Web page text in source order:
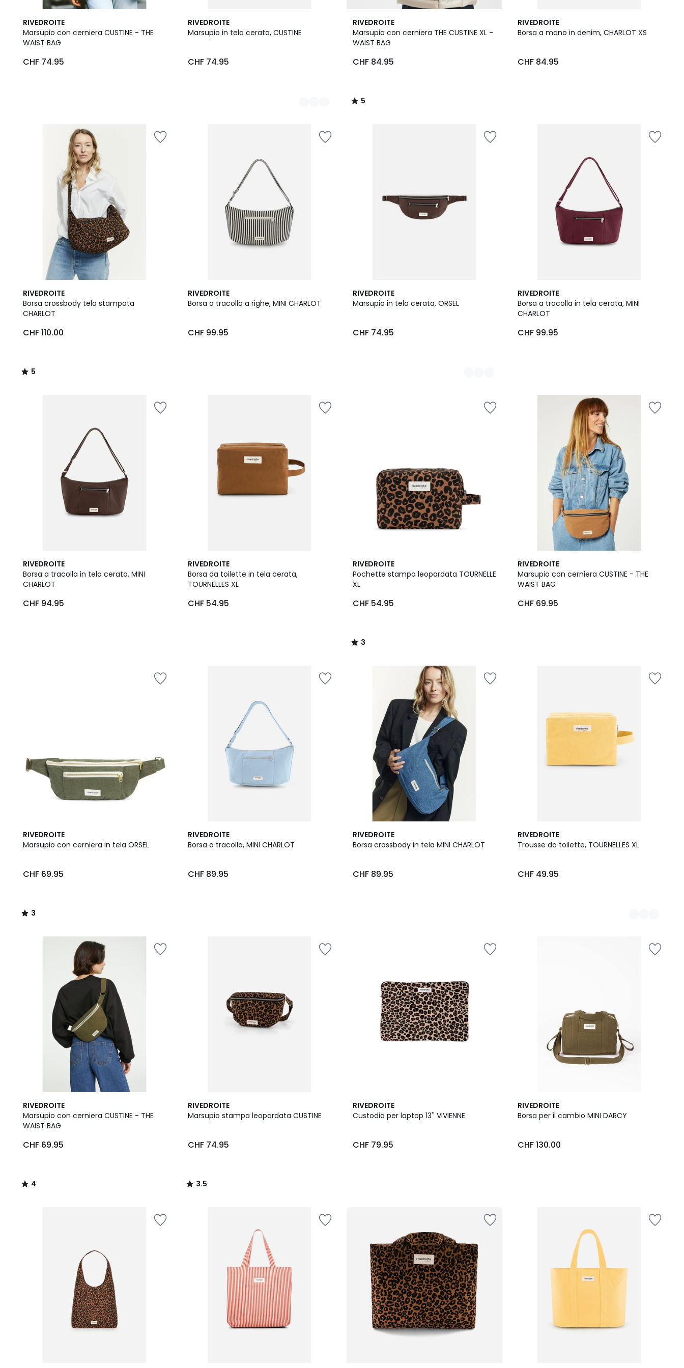
RIVEDROITE
Marsupio con cerniera CUSTINE - THE
WAIST BAG
74.95.
CHF 74.95
RIVEDROITE
Marsupio in tela cerata, CUSTINE
CHF 74.95
3
Colori
RIVEDROITE
Marsupio con cerniera THE CUSTINE XL -
WAIST BAG
CHF 84.95
5
/
5
5
/
RIVEDROITE
Borsa a mano in denim, CHARLOT XS
CHF 84.95
RIVEDROITE
Borsa crossbody tela stampata
CHARLOT
CHF 110.00
5
/
5
5
/
RIVEDROITE
Borsa a tracolla a righe, MINI CHARLOT
CHF 99.95
RIVEDROITE
Marsupio in tela cerata, ORSEL
CHF 74.95
2
Colori
RIVEDROITE
Borsa a tracolla in tela cerata, MINI
CHARLOT
CHF 99.95
RIVEDROITE
Borsa a tracolla in tela cerata, MINI
CHARLOT
CHF 94.95
RIVEDROITE
Borsa da toilette in tela cerata,
TOURNELLES XL
CHF 54.95
RIVEDROITE
Pochette stampa leopardata TOURNELLE
XL
CHF 54.95
3
/
5
3
/
RIVEDROITE
Marsupio con cerniera CUSTINE - THE
WAIST BAG
CHF 69.95
RIVEDROITE
Marsupio con cerniera in tela ORSEL
CHF 69.95
3
/
3
/
RIVEDROITE
Borsa a tracolla, MINI CHARLOT
CHF 89.95
RIVEDROITE
Borsa crossbody in tela MINI CHARLOT
CHF 89.95
RIVEDROITE
Trousse da toilette, TOURNELLES XL
CHF 49.95
2
Colori
RIVEDROITE
Marsupio con cerniera CUSTINE - THE
WAIST BAG
CHF 69.95
4
/
5
4
/
RIVEDROITE
Marsupio stampa leopardata CUSTINE
CHF 74.95
3.5
/ 5
3.5
/
RIVEDROITE
Custodia per laptop 13'' VIVIENNE
CHF 79.95
RIVEDROITE
Borsa per il cambio MINI DARCY
CHF 130.00